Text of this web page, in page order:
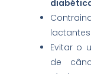
Evitar o
de